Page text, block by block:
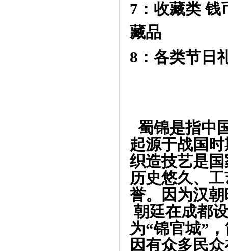
7：收藏类 钱
藏品
8：各类节日
蜀锦是指中
起源于战国
织造技艺是
历史悠久、
誉。因为汉
朝廷在成都
为“锦官城”
因有众多民